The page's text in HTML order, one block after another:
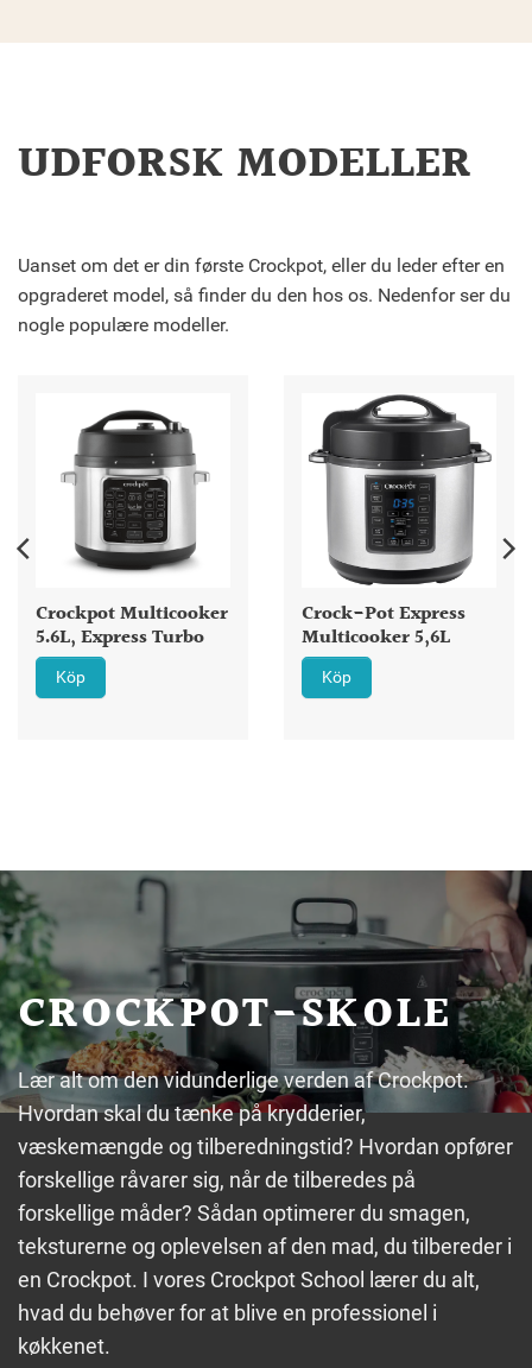
UDFORSK MODELLER
Uanset om det er din første Crockpot, eller du leder efter en
opgraderet model, så finder du den hos os. Nedenfor ser du
nogle populære modeller.
Crockpot Multicooker
5.6L, Express Turbo
Köp
Crock-Pot Express
Multicooker 5,6L
Köp
CROCKPOT-SKOLE
Lær alt om den vidunderlige verden af Crockpot.
Hvordan skal du tænke på krydderier,
væskemængde og tilberedningstid? Hvordan opfører
forskellige råvarer sig, når de tilberedes på
forskellige måder? Sådan optimerer du smagen,
teksturerne og oplevelsen af den mad, du tilbereder i
en Crockpot. I vores Crockpot School lærer du alt,
hvad du behøver for at blive en professionel i
køkkenet.